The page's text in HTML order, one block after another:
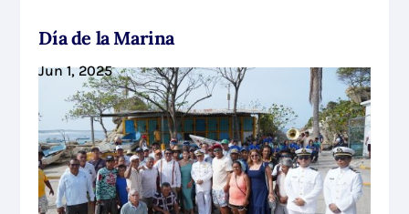
Día de la Marina
Jun 1, 2025